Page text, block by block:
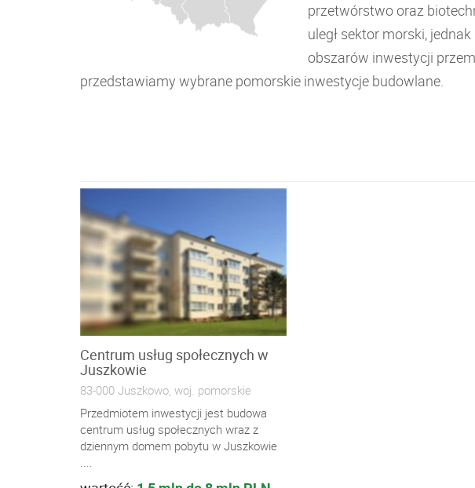
przetwórstwo oraz
uległ sektor morski,
obszarów inwestycji
przedstawiamy wybrane pomorskie inwestycje budowlane.
Centrum usług społecznych w
Juszkowie
83-000 Juszkowo, woj. pomorskie
Przedmiotem inwestycji jest budowa
centrum usług społecznych wraz z
dziennym domem pobytu w Juszkowie
....